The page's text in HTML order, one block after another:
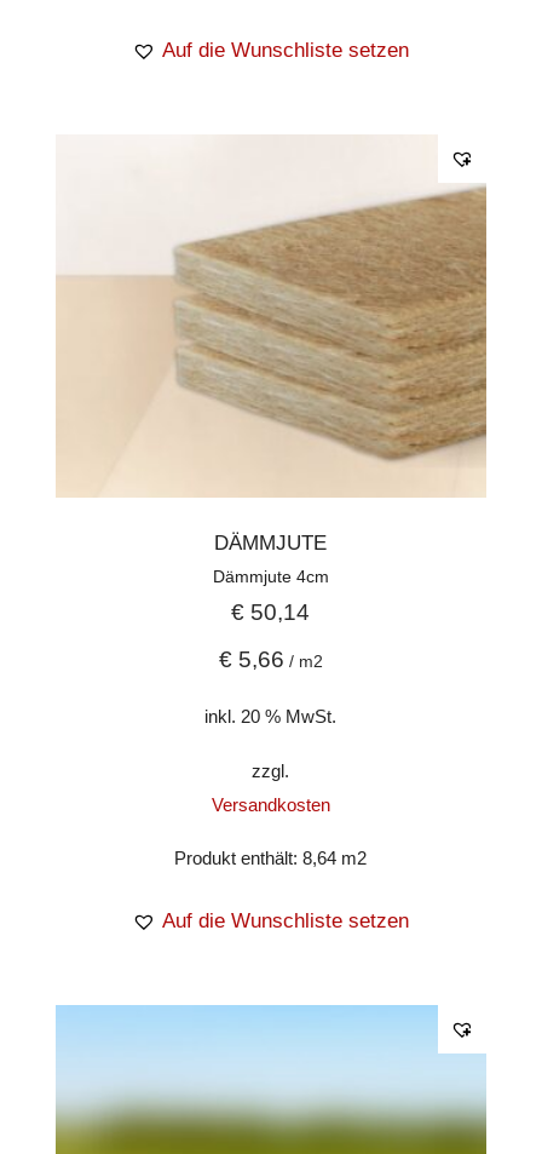
Auf die Wunschliste setzen
DÄMMJUTE
Dämmjute 4cm
€ 50,14
€5,66 / m2
inkl. 20 % MwSt.
zzgl.
Versandkosten
Produkt enthält: 8,64 m2
Auf die Wunschliste setzen